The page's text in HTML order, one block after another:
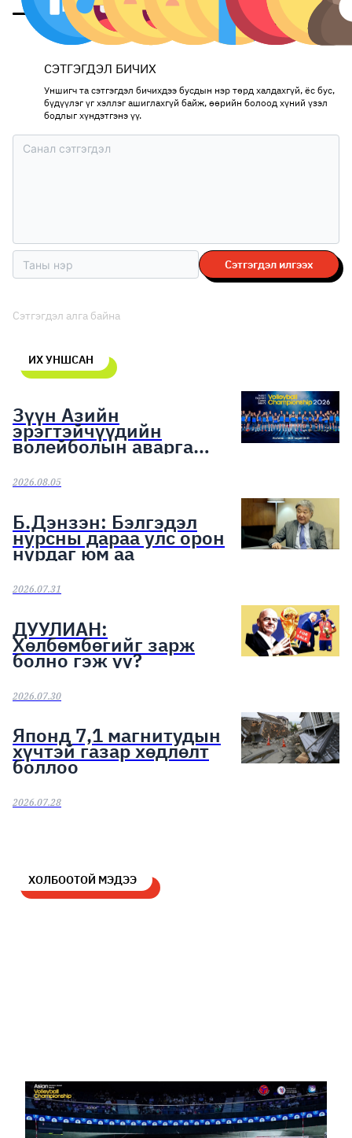
СЭТГЭГДЭЛ БИЧИХ
Уншигч та сэтгэгдэл бичихдээ бусдын нэр төрд халдахгүй, ёс бус,
бүдүүлэг үг хэллэг ашиглахгүй байж, өөрийн болоод хүний үзэл
бодлыг хүндэтгэнэ үү.
Сэтгэгдэл илгээх
Сэтгэгдэл алга байна
ИХ УНШСАН
Зүүн Азийн
эрэгтэйчүүдийн
волейболын аварга
шалгаруулах тэмцээн
эхэллээ
2026.08.05
Б.Дэнзэн: Бэлгэдэл
нурсны дараа улс орон
нурдаг юм аа
2026.07.31
ДУУЛИАН:
Хөлбөмбөгийг зарж
болно гэж үү?
2026.07.30
Японд 7,1 магнитудын
хүчтэй газар хөдлөлт
боллоо
2026.07.28
ХОЛБООТОЙ МЭДЭЭ